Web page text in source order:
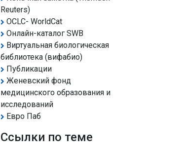
Reuters)
OCLC- WorldCat
Онлайн-каталог SWB
Виртуальная биологическая
библиотека (вифабио)
Публикации
Женевский фонд
медицинского образования и
исследований
Евро Паб
Ссылки по теме